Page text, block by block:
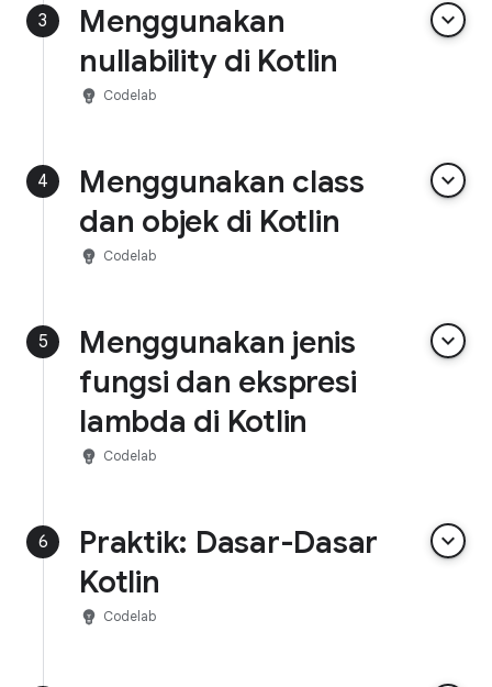
3
Menggunakan
nullability di Kotlin
keyboard_arrow_down
emoji_objects Codelab
4
Menggunakan class
dan objek di Kotlin
keyboard_arrow_down
emoji_objects Codelab
5
Menggunakan jenis
fungsi dan ekspresi
lambda di Kotlin
keyboard_arrow_down
emoji_objects Codelab
6
Praktik: Dasar-Dasar
Kotlin
keyboard_arrow_down
emoji_objects Codelab